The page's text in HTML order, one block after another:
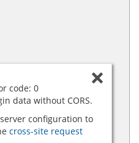
code: 0
data without CORS.
configuration to
cross-site request